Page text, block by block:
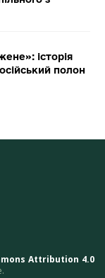
історія
полон
Attribution 4.0